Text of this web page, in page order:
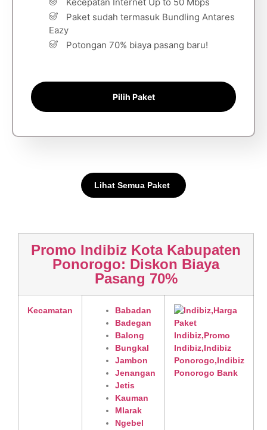
Paket sudah termasuk Bundling Antares
Eazy
Potongan 70% biaya pasang baru!
Pilih Paket
Lihat Semua Paket
Promo Indibiz Kota Kabupaten
Ponorogo: Diskon Biaya
Pasang 70%
Kecamatan
Babadan
Badegan
Balong
Bungkal
Jambon
Jenangan
Jetis
Kauman
Mlarak
Ngebel